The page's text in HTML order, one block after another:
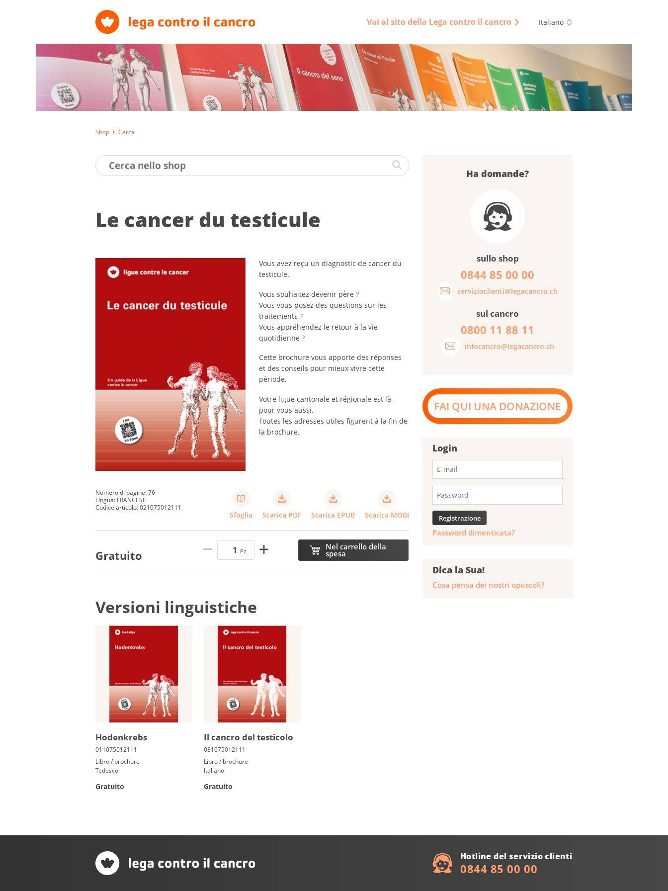
Vai al sito della Lega contro il cancro Italiano
Shop Cerca
Le can­cer du tes­ti­cule
Vous avez reçu un diagnostic de cancer du
testicule.
Vous souhaitez devenir père ?
Vous vous posez des questions sur les
traitements ?
Vous appréhendez le retour à la vie
quotidienne ?
Cette brochure vous apporte des réponses
et des conseils pour mieux vivre cette
période.
Votre ligue cantonale et régionale est là
pour vous aussi.
Toutes les adresses utiles figurent à la fin de
la brochure.
Numero di pagine: 76
Lingua: FRANCESE
Codice articolo: 021075012111
Sfoglia Scarica PDF Scarica EPUB Scarica MOBI
Gratuito Pz. Nel carrello della
spesa
Versioni linguistiche
Ho­den­krebs
Libro / brochure
Tedesco
Gratuito
Il cancro del te­sticolo
Libro / brochure
Italiano
Gratuito
Ha domande?
sullo shop
0844 85 00 00
servizioclienti@legacancro.ch
sul cancro
0800 11 88 11
infocancro@legacancro.ch
FAI QUI UNA DONAZIONE
Login
Password dimenticata?
Dica la Sua!
Cosa pensa dei nostri opuscoli?
Hotline del servizio clienti
0844 85 00 00